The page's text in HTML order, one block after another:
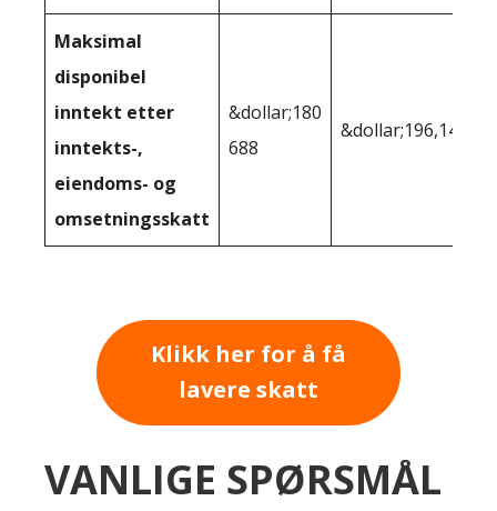
Maksimal
disponibel
inntekt etter
inntekts-,
eiendoms- og
omsetningsskatt
&dollar;180
688
&dollar;196,149
Klikk her for å få
lavere skatt
VANLIGE SPØRSMÅL